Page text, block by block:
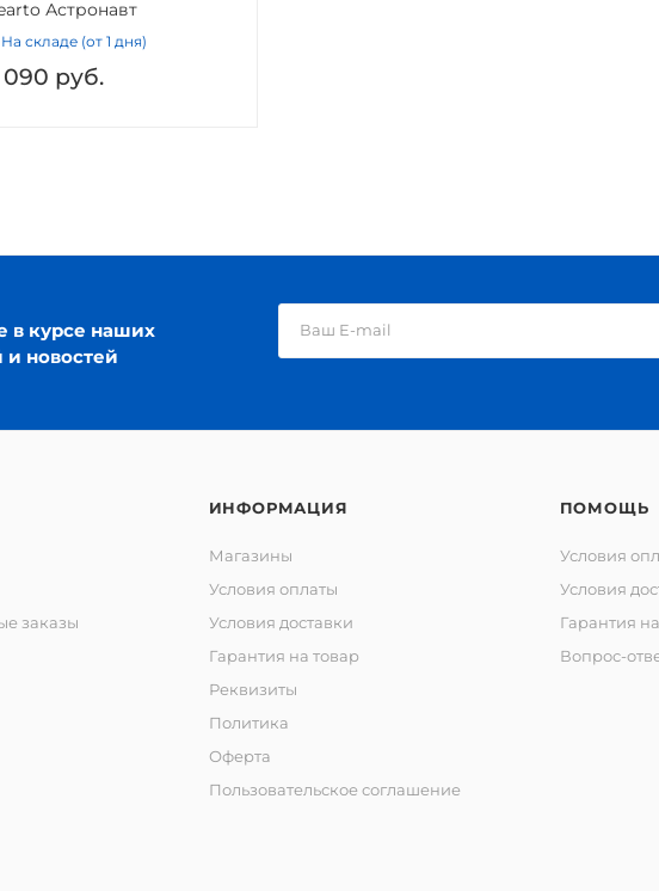
Астронавт
На складе (от 1 дня)
090 руб.
в курсе наших
и новостей
заказы
ИНФОРМАЦИЯ
Магазины
Условия оплаты
Условия доставки
Гарантия на товар
Реквизиты
Политика
Оферта
Пользовательское соглашение
ПОМОЩЬ
Условия
Условия
Гарантия
Вопрос-